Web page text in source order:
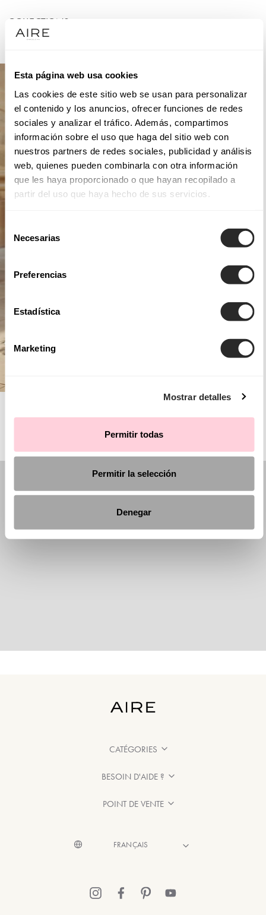
Esta página web usa cookies
Las cookies de este sitio web se usan para personalizar
el contenido y los anuncios, ofrecer funciones de redes
sociales y analizar el tráfico. Además, compartimos
información sobre el uso que haga del sitio web con
nuestros partners de redes sociales, publicidad y análisis
web, quienes pueden combinarla con otra información
que les haya proporcionado o que hayan recopilado a
partir del uso que haya hecho de sus servicios.
Necesarias
Preferencias
Estadística
Marketing
Mostrar detalles
Permitir todas
Permitir la selección
Denegar
COLLECTIONS
CATÉGORIES
BESOIN D'AIDE ?
POINT DE VENTE